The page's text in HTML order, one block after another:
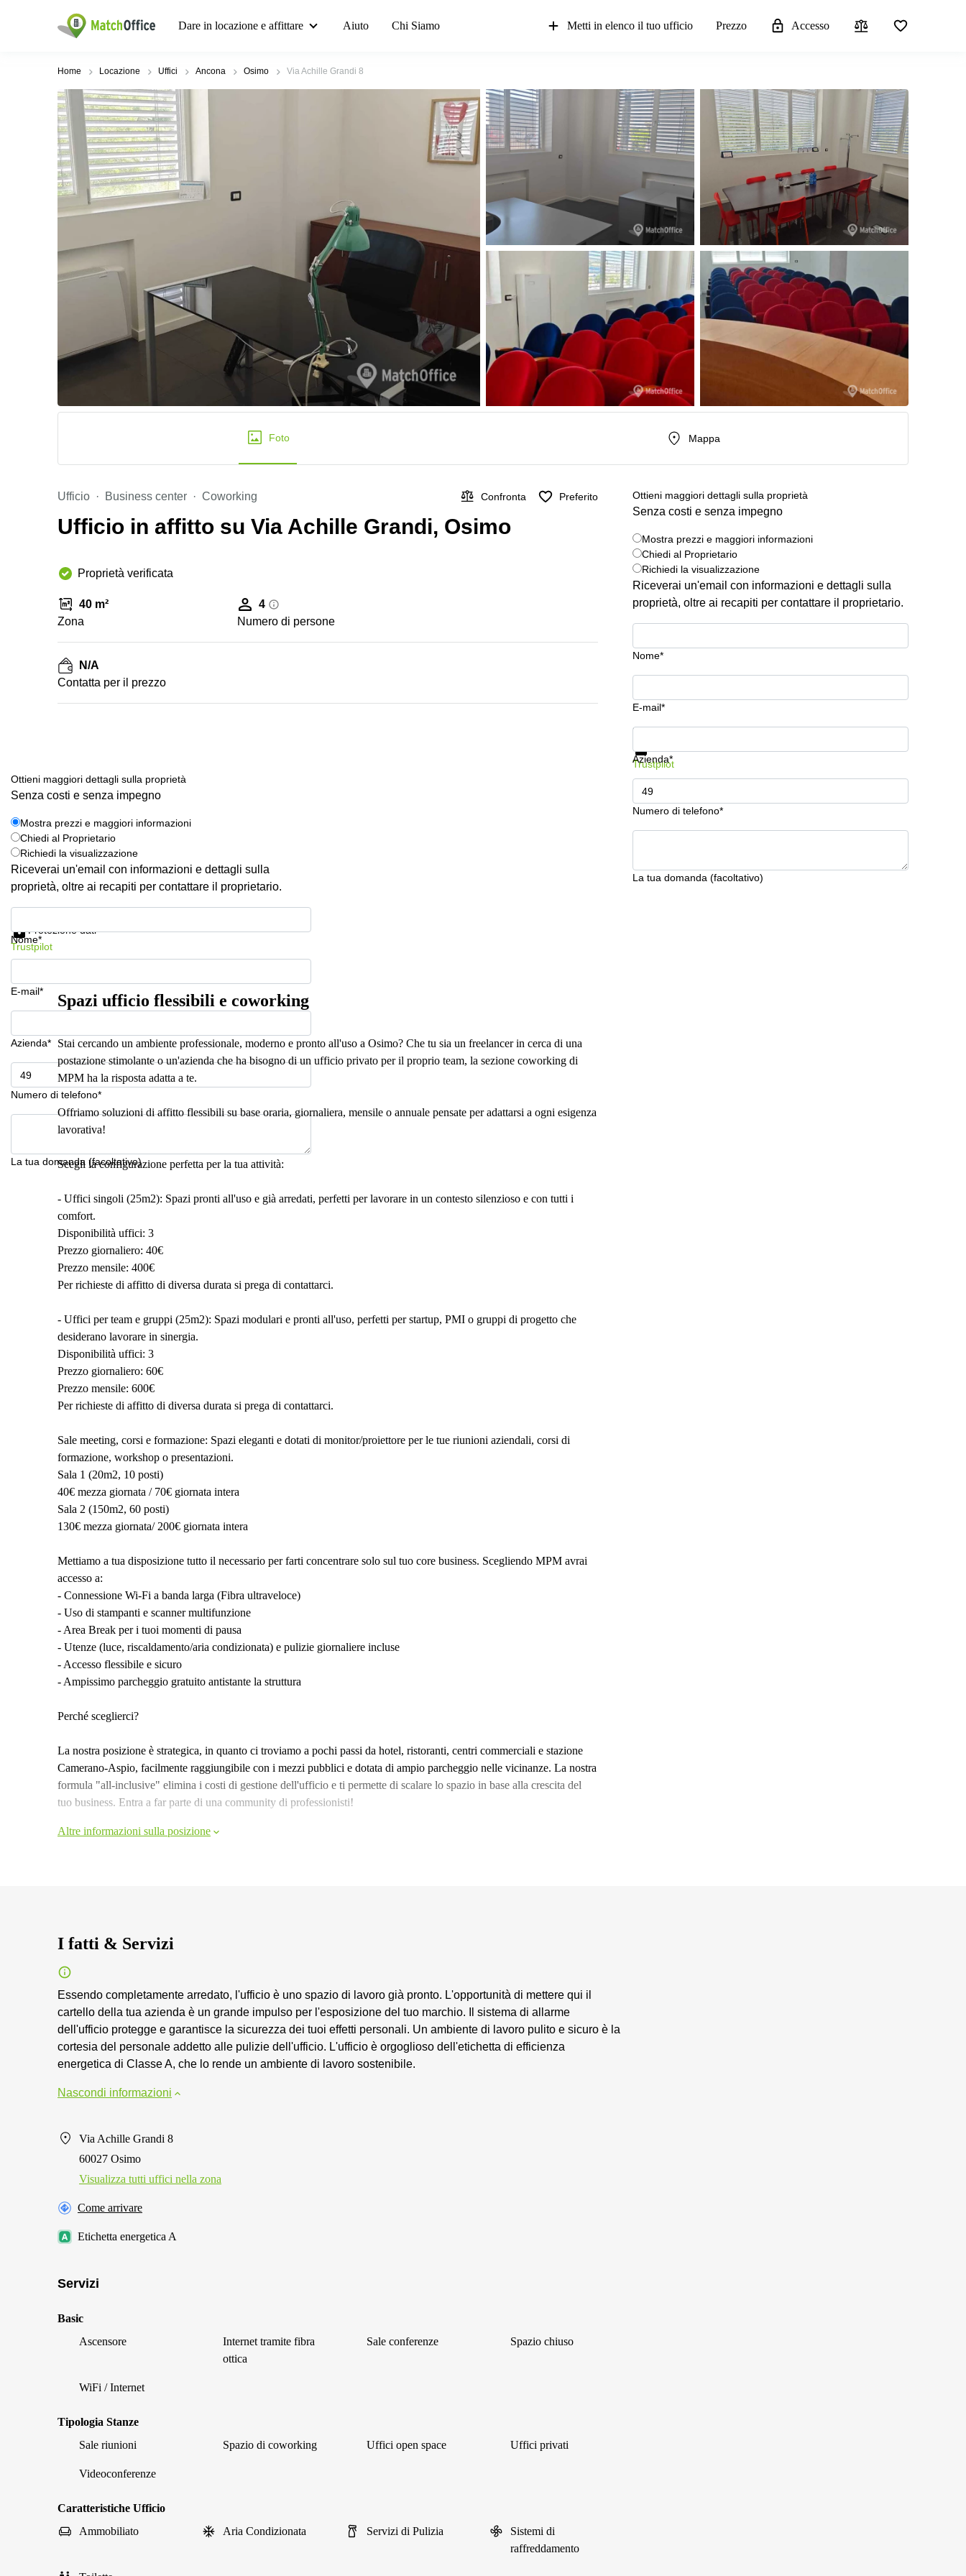
Dare in locazione e affittare Aiuto Chi Siamo Metti in elenco il tuo ufficio Prezzo Accesso
Home Locazione Uffici Ancona Osimo Via Achille Grandi 8
Foto Mappa
Ufficio Business center Coworking Confronta Preferito
Ufficio in affitto su Via Achille Grandi, Osimo
Proprietà verificata
40 m²
Zona
4
Numero di persone
N/A
Сontatta per il prezzo
Ottieni maggiori dettagli sulla proprietà
Senza costi e senza impegno
Mostra prezzi e maggiori informazioni
Chiedi al Proprietario
Richiedi la visualizzazione
Riceverai un'email con informazioni e dettagli sulla
proprietà, oltre ai recapiti per contattare il proprietario.
Nome*
E-mail*
Azienda*
Numero di telefono*
La tua domanda (facoltativo)
Mostra prezzi e maggiori informazioni
Trustpilot
Ottieni maggiori dettagli sulla proprietà
Senza costi e senza impegno
Mostra prezzi e maggiori informazioni
Chiedi al Proprietario
Richiedi la visualizzazione
Riceverai un'email con informazioni e dettagli sulla
proprietà, oltre ai recapiti per contattare il proprietario.
Nome*
E-mail*
Azienda*
Numero di telefono*
La tua domanda (facoltativo)
Protezione dati
Trustpilot
Spazi ufficio flessibili e coworking
Stai cercando un ambiente professionale, moderno e pronto all'uso a Osimo? Che tu sia un freelancer in cerca di una
postazione stimolante o un'azienda che ha bisogno di un ufficio privato per il proprio team, la sezione coworking di
MPM ha la risposta adatta a te.
Offriamo soluzioni di affitto flessibili su base oraria, giornaliera, mensile o annuale pensate per adattarsi a ogni esigenza
lavorativa!
Scegli la configurazione perfetta per la tua attività:
- Uffici singoli (25m2): Spazi pronti all'uso e già arredati, perfetti per lavorare in un contesto silenzioso e con tutti i
comfort.
Disponibilità uffici: 3
Prezzo giornaliero: 40€
Prezzo mensile: 400€
Per richieste di affitto di diversa durata si prega di contattarci.
- Uffici per team e gruppi (25m2): Spazi modulari e pronti all'uso, perfetti per startup, PMI o gruppi di progetto che
desiderano lavorare in sinergia.
Disponibilità uffici: 3
Prezzo giornaliero: 60€
Prezzo mensile: 600€
Per richieste di affitto di diversa durata si prega di contattarci.
Sale meeting, corsi e formazione: Spazi eleganti e dotati di monitor/proiettore per le tue riunioni aziendali, corsi di
formazione, workshop o presentazioni.
Sala 1 (20m2, 10 posti)
40€ mezza giornata / 70€ giornata intera
Sala 2 (150m2, 60 posti)
130€ mezza giornata/ 200€ giornata intera
Mettiamo a tua disposizione tutto il necessario per farti concentrare solo sul tuo core business. Scegliendo MPM avrai
accesso a:
- Connessione Wi-Fi a banda larga (Fibra ultraveloce)
- Uso di stampanti e scanner multifunzione
- Area Break per i tuoi momenti di pausa
- Utenze (luce, riscaldamento/aria condizionata) e pulizie giornaliere incluse
- Accesso flessibile e sicuro
- Ampissimo parcheggio gratuito antistante la struttura
Perché sceglierci?
La nostra posizione è strategica, in quanto ci troviamo a pochi passi da hotel, ristoranti, centri commerciali e stazione
Camerano-Aspio, facilmente raggiungibile con i mezzi pubblici e dotata di ampio parcheggio nelle vicinanze. La nostra
formula "all-inclusive" elimina i costi di gestione dell'ufficio e ti permette di scalare lo spazio in base alla crescita del
tuo business. Entra a far parte di una community di professionisti!
Altre informazioni sulla posizione
I fatti & Servizi
Essendo completamente arredato, l'ufficio è uno spazio di lavoro già pronto. L'opportunità di mettere qui il
cartello della tua azienda è un grande impulso per l'esposizione del tuo marchio. Il sistema di allarme
dell'ufficio protegge e garantisce la sicurezza dei tuoi effetti personali. Un ambiente di lavoro pulito e sicuro è la
cortesia del personale addetto alle pulizie dell'ufficio. L'ufficio è orgoglioso dell'etichetta di efficienza
energetica di Classe A, che lo rende un ambiente di lavoro sostenibile.
Nascondi informazioni
Via Achille Grandi 8
60027 Osimo
Visualizza tutti uffici nella zona
Come arrivare
Etichetta energetica A
Servizi
Basic
Ascensore
Internet tramite fibra
ottica
Sale conferenze Spazio chiuso
WiFi / Internet
Tipologia Stanze
Sale riunioni
Spazio di coworking Uffici open space Uffici privati
Videoconferenze
Caratteristiche Ufficio
Ammobiliato
Aria Condizionata Servizi di Pulizia
Sistemi di
raffreddamento